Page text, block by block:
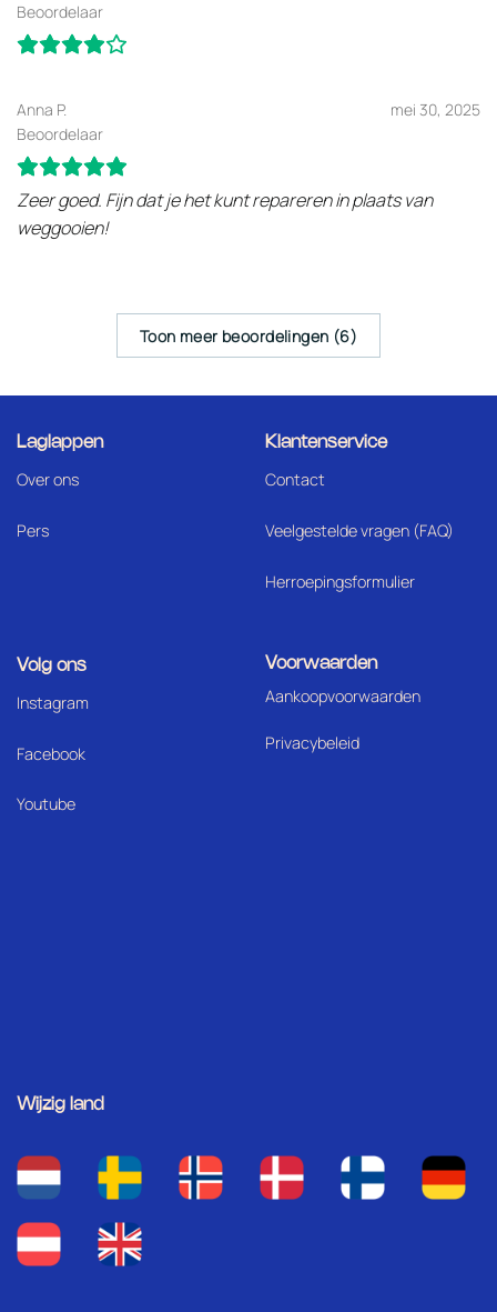
Beoordelaar
Anna P.
Beoordelaar
mei 30, 2025
Zeer goed. Fijn dat je het kunt repareren in plaats van
weggooien!
Toon meer beoordelingen (6)
Laglappen
Over ons
Pers
Klantenservice
Contact
Veelgestelde vragen (FAQ)
Herroepingsformulier
Volg ons
Instagram
Facebook
Youtube
Voorwaarden
Aankoopvoorwaarden
Privacybeleid
Wijzig land